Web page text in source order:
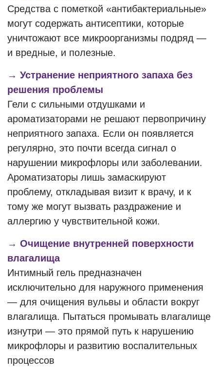
Средства с пометкой «антибактериальные»
могут содержать антисептики, которые
уничтожают все микроорганизмы подряд —
и вредные, и полезные.
→ Устранение неприятного запаха без
решения проблемы
Гели с сильными отдушками и
ароматизаторами не решают первопричину
неприятного запаха. Если он появляется
регулярно, это почти всегда сигнал о
нарушении микрофлоры или заболевании.
Ароматизаторы лишь замаскируют
проблему, откладывая визит к врачу, и к
тому же могут вызвать раздражение и
аллергию у чувствительной кожи.
→ Очищение внутренней поверхности
влагалища
Интимный гель предназначен
исключительно для наружного применения
— для очищения вульвы и области вокруг
влагалища. Пытаться промывать влагалище
изнутри — это прямой путь к нарушению
микрофлоры и развитию воспалительных
процессов